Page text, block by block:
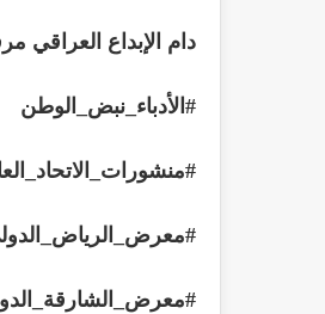
دام الإبداع العراقي
#الأدباء_نبض_الوطن